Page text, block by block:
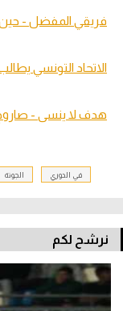
فريقي المفضل -
الاتحاد التونسي
هدف لا ينسى - صاروخ
في الدوري الجونة
نرشح لكم